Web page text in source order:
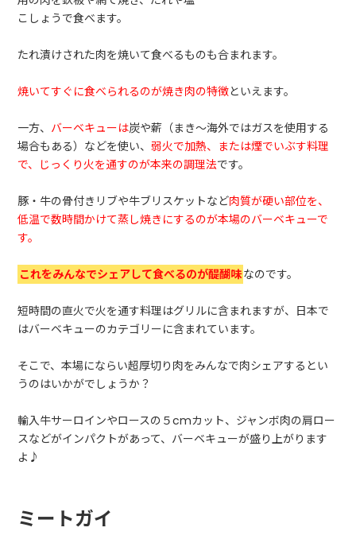
こしょうで食べます。
たれ漬けされた肉を焼いて食べるものも合まれます。
焼いてすぐに食べられるのが焼き肉の特徴といえます。
一方、 バーベキューは炭や薪（まき～海外ではガスを使用する
場合もある）などを使い、弱火で加熱、または煙でいぶす料理
で、じっくり火を通すのが本来の調理法です。
豚・牛の骨付きリブや牛ブリスケットなど肉質が硬い部位を、
低温で数時間かけて蒸し焼きにするのが本場のバーベキューで
す。
これをみんなでシェアして食べるのが醍醐味なのです。
短時間の直火で火を通す料理はグリルに含まれますが、日本で
はバーベキューのカテゴリーに含まれています。
そこで、本場にならい超厚切り肉をみんなで肉シェアするとい
うのはいかがでしょうか？
輸入牛サーロインやロースの５cmカット、ジャンボ肉の肩ロー
スなどがインパクトがあって、バーベキューが盛り上がります
よ♪
ミートガイ